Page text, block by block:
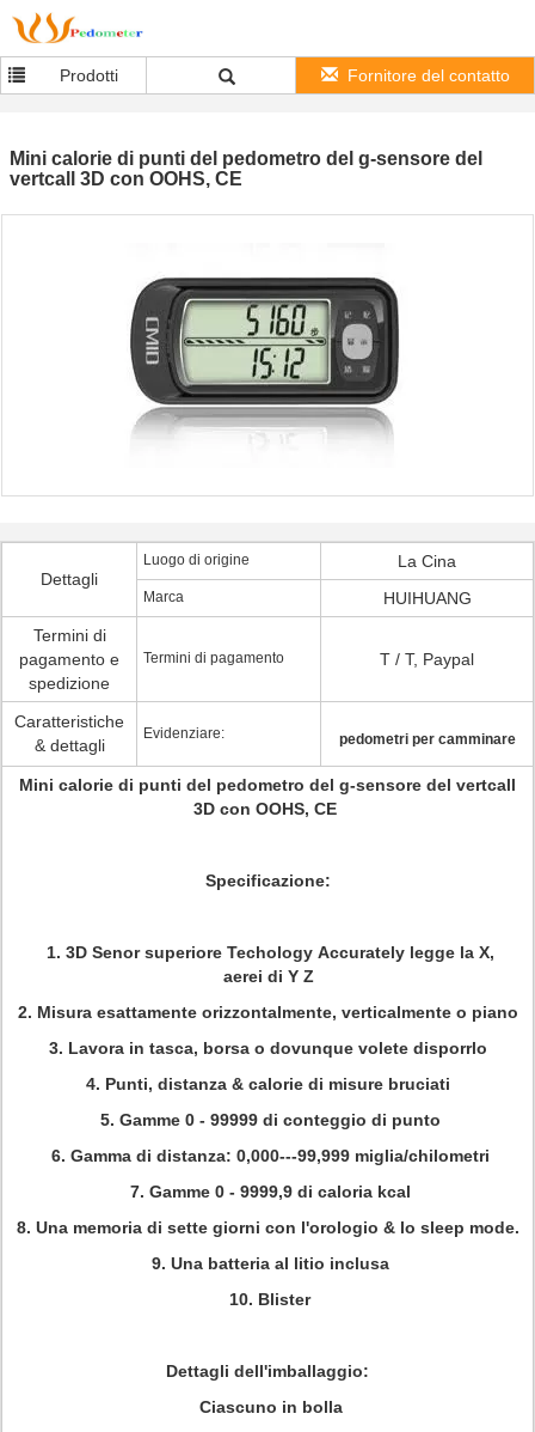
Prodotti Fornitore del contatto
Mini calorie di punti del pedometro del g-sensore del
vertcall 3D con OOHS, CE
Dettagli
Luogo di origine La Cina
Marca
HUIHUANG
Termini di
pagamento e
spedizione
Termini di pagamento T / T, Paypal
Caratteristiche
& dettagli
Evidenziare: pedometri per camminare
Mini calorie di punti del pedometro del g-sensore del vertcall
3D con OOHS, CE
Specificazione:
1. 3D Senor superiore Techology Accurately legge la X,
aerei di Y Z
2. Misura esattamente orizzontalmente, verticalmente o piano
3. Lavora in tasca, borsa o dovunque volete disporrlo
4. Punti, distanza & calorie di misure bruciati
5. Gamme 0 - 99999 di conteggio di punto
6. Gamma di distanza: 0,000---99,999 miglia/chilometri
7. Gamme 0 - 9999,9 di caloria kcal
8. Una memoria di sette giorni con l'orologio & lo sleep mode.
9. Una batteria al litio inclusa
10. Blister
Dettagli dell'imballaggio:
Ciascuno in bolla